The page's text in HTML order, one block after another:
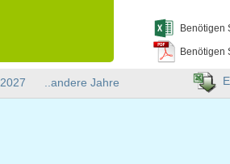
Benötigen
Benötigen
2027 ..andere Jahre